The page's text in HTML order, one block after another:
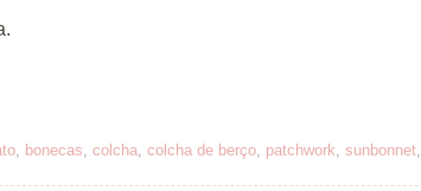
, bonecas, colcha, colcha de berço, patchwork, sunbonnet,